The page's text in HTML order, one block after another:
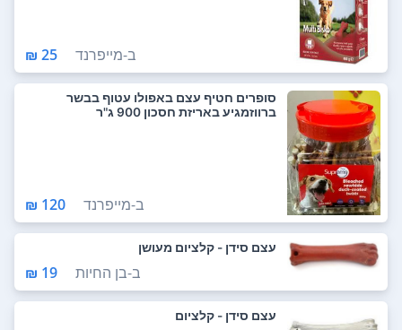
ב-מייפרנד 25 ₪
סופרים חטיף עצם באפולו עטוף בבשר
ברווזמגיע באריזת חסכון 900 ג"ר
ב-מייפרנד 120 ₪
עצם סידן - קלציום מעושן
ב-בן החיות 19 ₪
עצם סידן - קלציום